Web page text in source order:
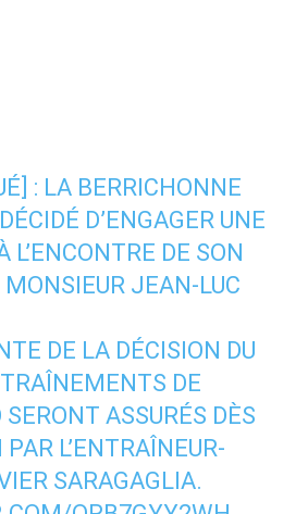
: LA BERRICHONNE
D’ENGAGER UNE
L’ENCONTRE DE SON
MONSIEUR JEAN-LUC
DE LA DÉCISION DU
DE
SERONT ASSURÉS DÈS
PAR L’ENTRAÎNEUR-
SARAGAGLIA.